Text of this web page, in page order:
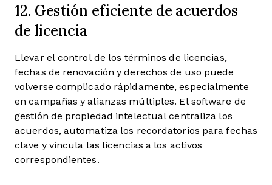
12. Gestión eficiente de acuerdos
de licencia
Llevar el control de los términos de licencias,
fechas de renovación y derechos de uso puede
volverse complicado rápidamente, especialmente
en campañas y alianzas múltiples. El software de
gestión de propiedad intelectual centraliza los
acuerdos, automatiza los recordatorios para fechas
clave y vincula las licencias a los activos
correspondientes.